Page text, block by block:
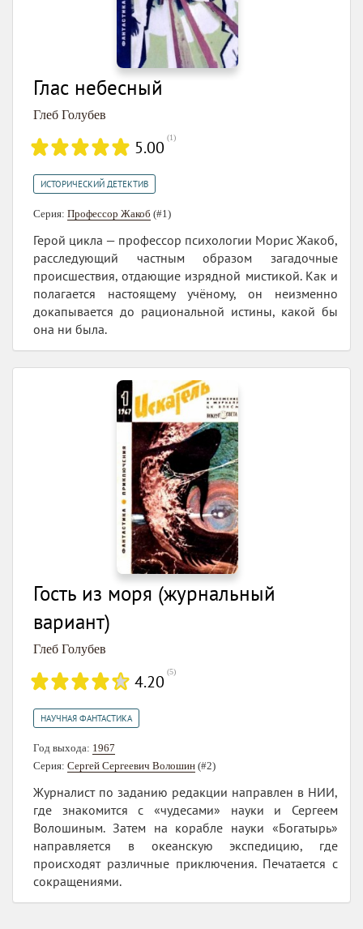
Глас небесный
Глеб Голубев
5.00 (1)
ИСТОРИЧЕСКИЙ ДЕТЕКТИВ
Серия: Профессор Жакоб (#1)
Герой цикла — профессор психологии Морис Жакоб,
расследующий частным образом загадочные
происшествия, отдающие изрядной мистикой. Как и
полагается настоящему учёному, он неизменно
докапывается до рациональной истины, какой бы
она ни была.
Гость из моря (журнальный
вариант)
Глеб Голубев
4.20 (5)
НАУЧНАЯ ФАНТАСТИКА
Год выхода: 1967
Серия: Сергей Сергеевич Волошин (#2)
Журналист по заданию редакции направлен в НИИ,
где знакомится с «чудесами» науки и Сергеем
Волошиным. Затем на корабле науки «Богатырь»
направляется в океанскую экспедицию, где
происходят различные приключения. Печатается с
сокращениями.